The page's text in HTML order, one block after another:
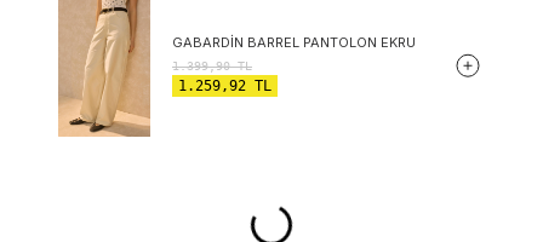
GABARDIN BARREL PANTOLON EKRU
1.399,90TL
1.259,92 TL